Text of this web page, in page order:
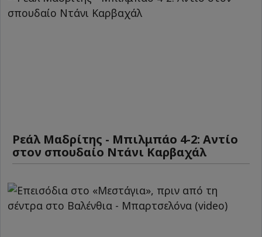
Ρεάλ Μαδρίτης - Μπιλμπάο 4-2: Αντίο
στον σπουδαίο Ντάνι Καρβαχάλ